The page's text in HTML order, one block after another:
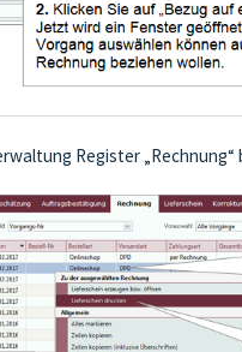
Register „Rechnung“